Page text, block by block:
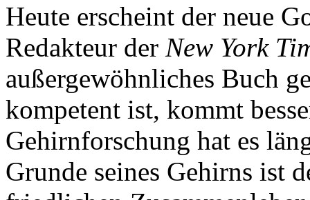
Heute erscheint der neue
Redakteur der New York
außergewöhnliches Buch
kompetent ist, kommt
Gehirnforschung hat es
Grunde seines Gehirns ist